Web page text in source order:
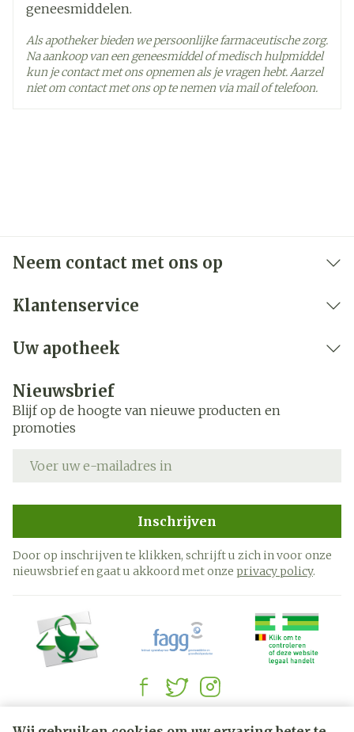
geneesmiddelen.
Als apotheker bieden we persoonlijke farmaceutische zorg.
Na aankoop van een geneesmiddel of medisch hulpmiddel
kun je contact met ons opnemen als je vragen hebt. Aarzel
niet om contact met ons op te nemen via mail of telefoon.
Neem contact met ons op
Klantenservice
Uw apotheek
Nieuwsbrief
Blijf op de hoogte van nieuwe producten en
promoties
Inschrijven
Door op inschrijven te klikken, schrijft u zich in voor onze
nieuwsbrief en gaat u akkoord met onze privacy policy.